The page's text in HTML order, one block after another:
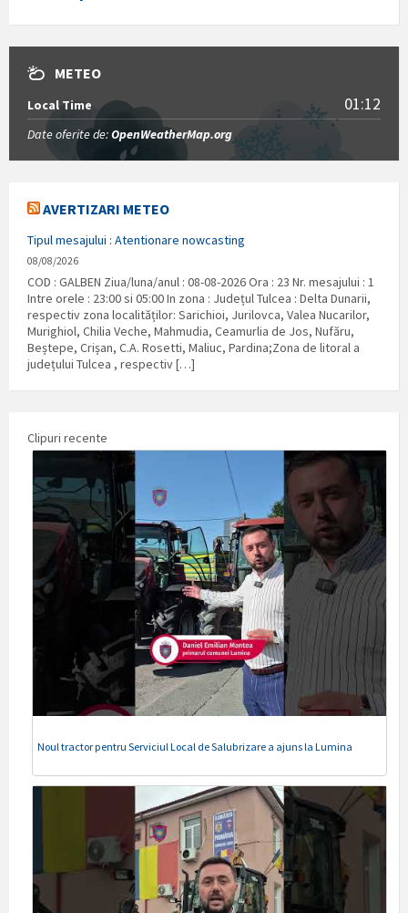
METEO
Local Time 01:12
Date oferite de:OpenWeatherMap.org
AVERTIZARI METEO
Tipul mesajului : Atentionare nowcasting
08/08/2026
COD : GALBEN Ziua/luna/anul : 08-08-2026 Ora : 23 Nr. mesajului : 1
Intre orele : 23:00 si 05:00 In zona : Județul Tulcea : Delta Dunarii,
respectiv zona localităților: Sarichioi, Jurilovca, Valea Nucarilor,
Murighiol, Chilia Veche, Mahmudia, Ceamurlia de Jos, Nufăru,
Beștepe, Crișan, C.A. Rosetti, Maliuc, Pardina;Zona de litoral a
județului Tulcea , respectiv […]
Clipuri recente
Noul tractor pentru Serviciul Local de Salubrizare a ajuns la Lumina